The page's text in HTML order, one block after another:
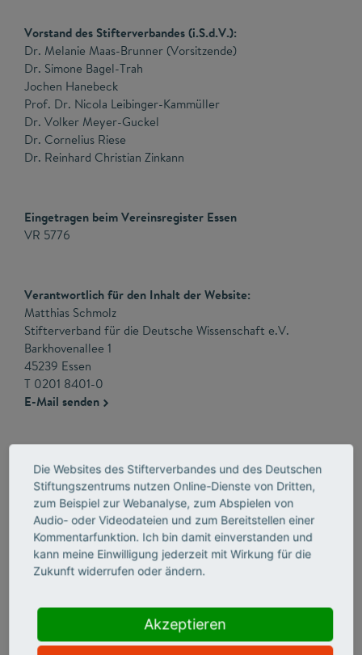
Vorstand des Stifterverbandes (i.S.d.V.):
Dr. Melanie Maas-Brunner (Vorsitzende)
Dr. Simone Bagel-Trah
Jochen Hanebeck
Prof. Dr. Nicola Leibinger-Kammüller
Dr. Volker Meyer-Guckel
Dr. Cornelius Riese
Dr. Reinhard Christian Zinkann
Eingetragen beim Vereinsregister Essen
VR 5776
Verantwortlich für den Inhalt der Website:
Matthias Schmolz
Stifterverband für die Deutsche Wissenschaft e.V.
Barkhovenallee 1
45239 Essen
T 0201 8401-0
E-Mail senden
Kontakt
Förderfonds Wissenschaft in Berlin
Deutsches Stiftungszentrum
Baedekerstraße 1
45128 Essen
Andrea Bölling
T 030 322982-346
Die Websites des Stifterverbandes und des Deutschen
Stiftungszentrums nutzen Online-Dienste von Dritten,
zum Beispiel zur Webanalyse, zum Abspielen von
Audio- oder Videodateien und zum Bereitstellen einer
Kommentarfunktion. Ich bin damit einverstanden und
kann meine Einwilligung jederzeit mit Wirkung für die
Zukunft widerrufen oder ändern.
Akzeptieren